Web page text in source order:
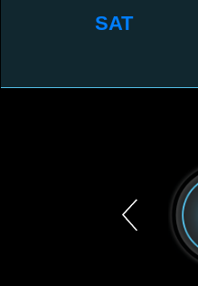
SAT